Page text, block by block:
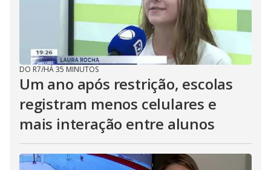
DO R7/HÁ 35 MINUTOS
Um ano após restrição, escolas
registram menos celulares e
mais interação entre alunos